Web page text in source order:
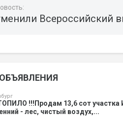
Всероссийский
!!!Продам 13,6 сот
- лес, чистый воздух,...